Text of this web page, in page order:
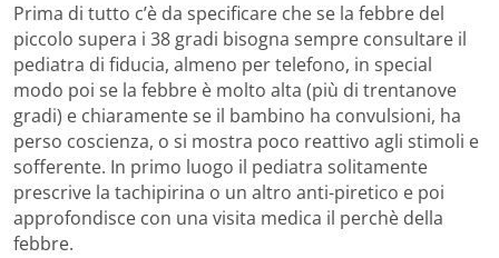
Prima di tutto c’è da specificare che se la febbre del
piccolo supera i 38 gradi bisogna sempre consultare il
pediatra di fiducia, almeno per telefono, in special
modo poi se la febbre è molto alta (più di trentanove
gradi) e chiaramente se il bambino ha convulsioni, ha
perso coscienza, o si mostra poco reattivo agli stimoli e
sofferente. In primo luogo il pediatra solitamente
prescrive la tachipirina o un altro anti-piretico e poi
approfondisce con una visita medica il perchè della
febbre.